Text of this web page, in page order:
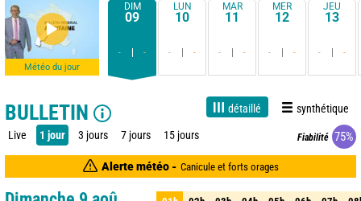
Météo du jour
DIM
09
- -
LUN
10
- -
MAR
11
- -
MER
12
- -
JEU
13
- -
BULLETIN détaillé synthétique
Live 1 jour 3 jours 7 jours 15 jours Fiabilité 75%
Alerte météo - Canicule et forts orages